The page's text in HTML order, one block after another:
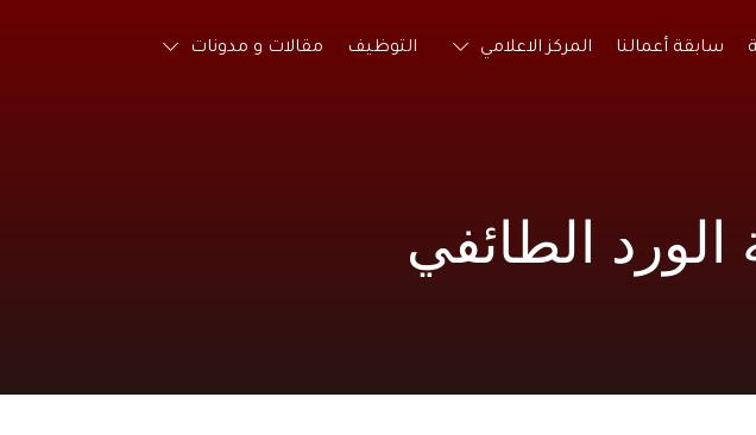
سابقة أعمالنا المركز الاعلامي التوظيف مقالات و مدونات
الطائفي